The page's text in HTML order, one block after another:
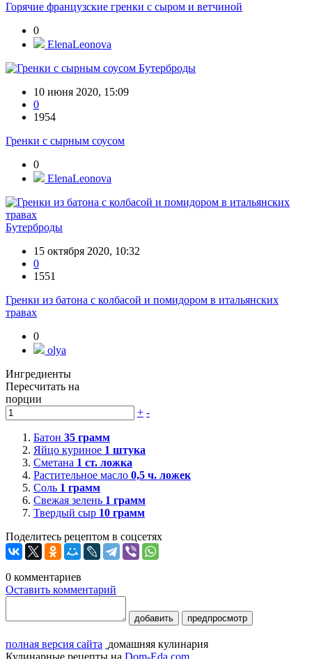
Горячие французские гренки с сыром и ветчиной
0
ElenaLeonova
Бутерброды
10 июня 2020, 15:09
0
1954
Гренки с сырным соусом
0
ElenaLeonova
Бутерброды
15 октября 2020, 10:32
0
1551
Гренки из батона с колбасой и помидором в итальянских
травах
0
olya
Ингредиенты
Пересчитать на
порции
+ -
Батон 35 грамм
Яйцо куриное 1 штука
Сметана 1 ст. ложка
Растительное масло 0,5 ч. ложек
Соль 1 грамм
Свежая зелень 1 грамм
Твердый сыр 10 грамм
Поделитесь рецептом в соцсетях
0 комментариев
Оставить комментарий
добавить предпросмотр
полная версия сайта домашняя кулинария